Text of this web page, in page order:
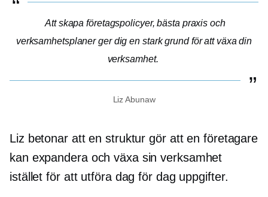
Att skapa företagspolicyer, bästa praxis och
verksamhetsplaner ger dig en stark grund för att växa din
verksamhet.
Liz Abunaw
Liz betonar att en struktur gör att en företagare
kan expandera och växa sin verksamhet
istället för att utföra dag för dag uppgifter.